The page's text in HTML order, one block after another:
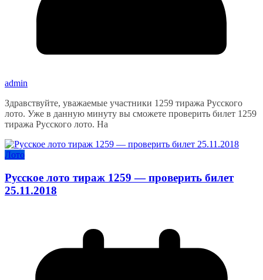
admin
Здравствуйте, уважаемые участники 1259 тиража Русского
лото. Уже в данную минуту вы сможете проверить билет 1259
тиража Русского лото. На
Лото
Русское лото тираж 1259 — проверить билет
25.11.2018